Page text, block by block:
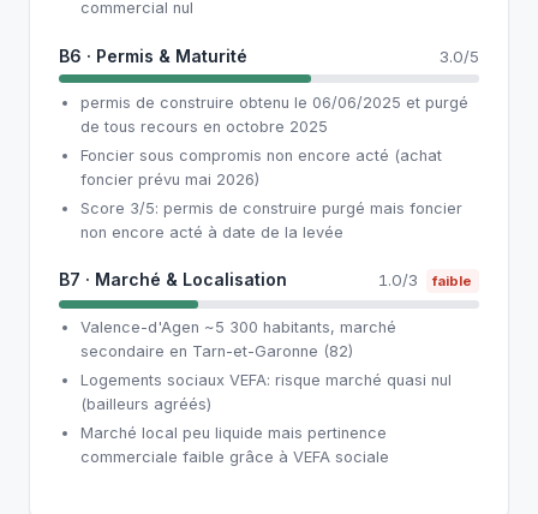
commercial nul
B6 · Permis & Maturité 3.0/5
permis de construire obtenu le 06/06/2025 et purgé
de tous recours en octobre 2025
Foncier sous compromis non encore acté (achat
foncier prévu mai 2026)
Score 3/5: permis de construire purgé mais foncier
non encore acté à date de la levée
B7 · Marché & Localisation 1.0/3 faible
Valence-d'Agen ~5 300 habitants, marché
secondaire en Tarn-et-Garonne (82)
Logements sociaux VEFA: risque marché quasi nul
(bailleurs agréés)
Marché local peu liquide mais pertinence
commerciale faible grâce à VEFA sociale